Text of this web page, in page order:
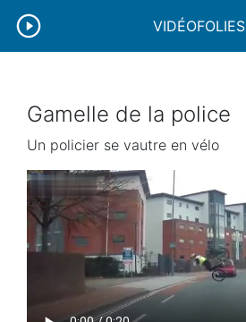
VIDÉOFOLIES
Gamelle de la police
Un policier se vautre en vélo